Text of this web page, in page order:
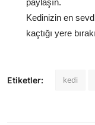
paylaşın.
Kedinizin en
kaçtığı yere
Etiketler: kedi